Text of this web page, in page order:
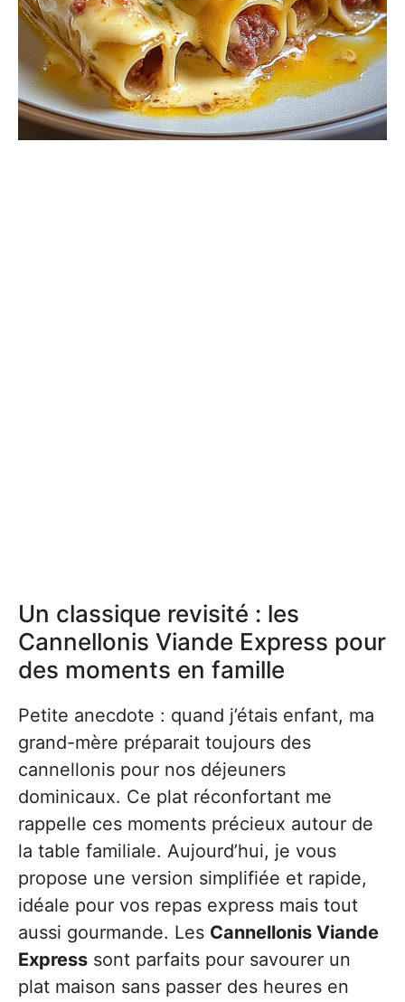
Un classique revisité : les
Cannellonis Viande Express pour
des moments en famille
Petite anecdote : quand j’étais enfant, ma
grand-mère préparait toujours des
cannellonis pour nos déjeuners
dominicaux. Ce plat réconfortant me
rappelle ces moments précieux autour de
la table familiale. Aujourd’hui, je vous
propose une version simplifiée et rapide,
idéale pour vos repas express mais tout
aussi gourmande. Les Cannellonis Viande
Express sont parfaits pour savourer un
plat maison sans passer des heures en